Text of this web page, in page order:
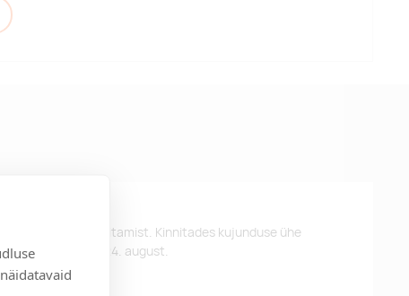
kujunduse kinnitamist. Kinnitades kujunduse ühe
kätte hiljemalt 24. august.